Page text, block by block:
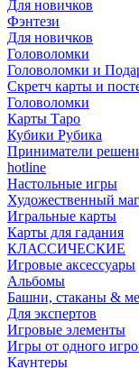
Для новичков
Фэнтези
Для новичков
Головоломки
Головоломки и
Cкретч карты и
Головоломки
Карты Таро
Кубики Рубика
Приниматели
hotline
Настольные игры
Художественный
Игральные карты
Карты для гадания
КЛАССИЧЕСКИЕ
Игровые аксессуары
Альбомы
Башни, стаканы &
Для экспертов
Игровые элементы
Игры от одного
Каунтеры